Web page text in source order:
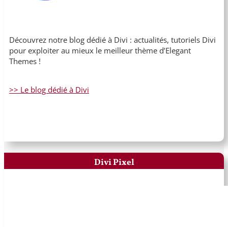
Découvrez notre blog dédié à Divi : actualités, tutoriels Divi
pour exploiter au mieux le meilleur thème d’Elegant
Themes !
>> Le blog dédié à Divi
Divi Pixel